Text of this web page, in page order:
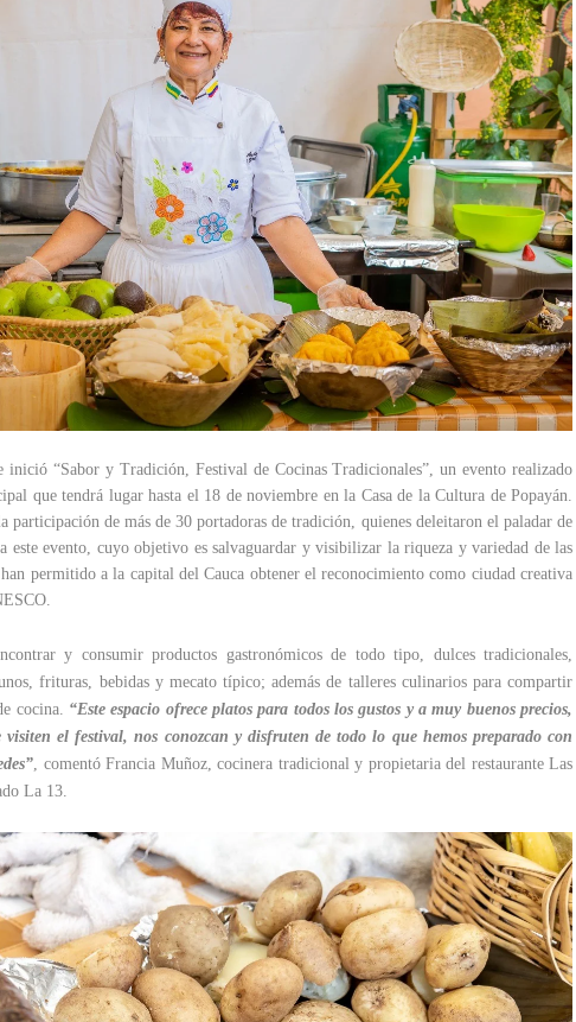
inició “Sabor y Tradición, Festival de Cocinas Tradicionales”, un evento realizado
que tendrá lugar hasta el 18 de noviembre en la Casa de la Cultura de Popayán.
participación de más de 30 portadoras de tradición, quienes deleitaron el paladar de
este evento, cuyo objetivo es salvaguardar y visibilizar la riqueza y variedad de las
permitido a la capital del Cauca obtener el reconocimiento como ciudad creativa
y consumir productos gastronómicos de todo tipo, dulces tradicionales,
frituras, bebidas y mecato típico; además de talleres culinarios para compartir
cocina. “Este espacio ofrece platos para todos los gustos y a muy buenos precios,
el festival, nos conozcan y disfruten de todo lo que hemos preparado con
, comentó Francia Muñoz, cocinera tradicional y propietaria del restaurante Las
La 13.